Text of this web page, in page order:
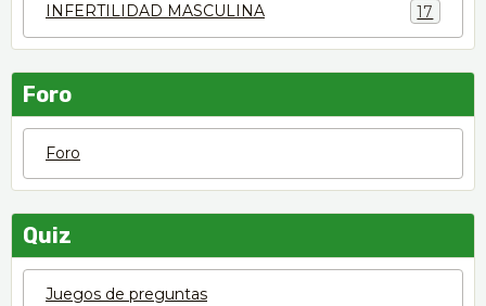
INFERTILIDAD MASCULINA 17
Foro
Foro
Quiz
Juegos de preguntas